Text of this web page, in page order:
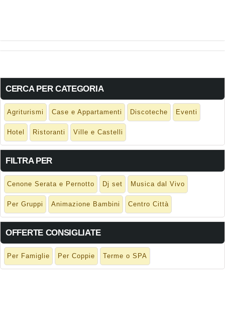
CERCA PER CATEGORIA
Agriturismi Case e Appartamenti Discoteche Eventi
Hotel Ristoranti Ville e Castelli
FILTRA PER
Cenone Serata e Pernotto Dj set Musica dal Vivo
Per Gruppi Animazione Bambini Centro Città
OFFERTE CONSIGLIATE
Per Famiglie Per Coppie Terme o SPA